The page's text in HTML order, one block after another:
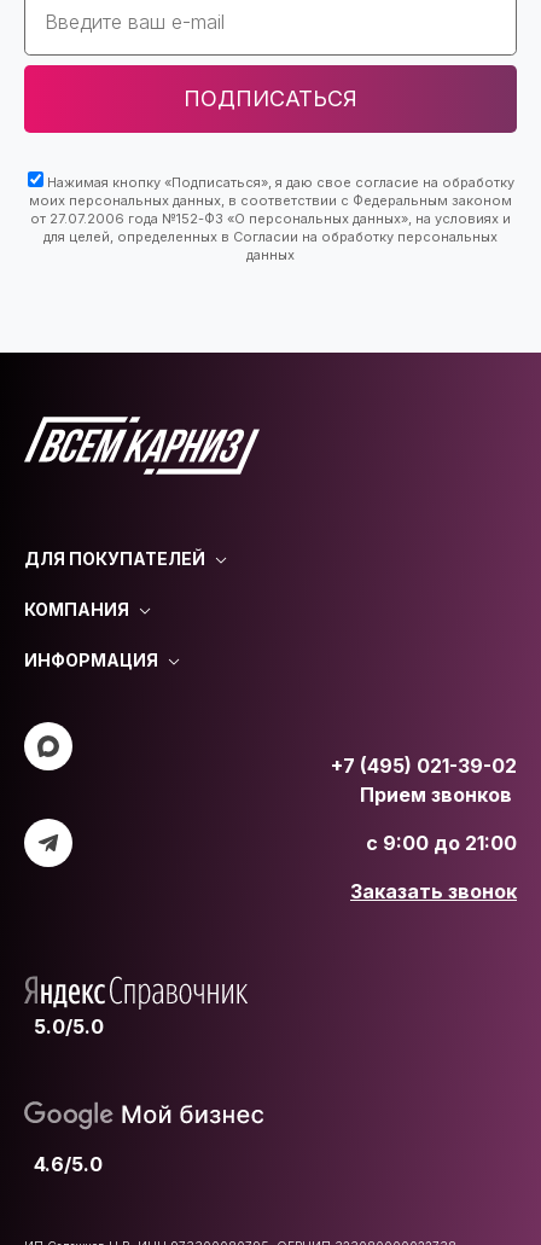
ПОДПИСАТЬСЯ
Нажимая кнопку «Подписаться», я даю свое согласие на обработку
моих персональных данных, в соответствии с Федеральным законом
от 27.07.2006 года №152-ФЗ «О персональных данных», на условиях и
для целей, определенных в Согласии на обработку персональных
данных
ДЛЯ ПОКУПАТЕЛЕЙ
КОМПАНИЯ
ИНФОРМАЦИЯ
+7 (495) 021-39-02
Прием звонков
с 9:00 до 21:00
Заказать звонок
5.0/5.0
4.6/5.0